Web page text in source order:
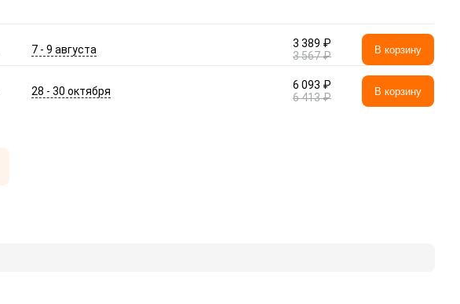
7 - 9 августа
3 389 ₽
3 567 ₽
В корзину
28 - 30 октября
6 093 ₽
6 413 ₽
В корзину